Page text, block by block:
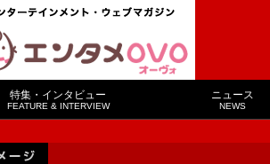
特集・インタビュー
FEATURE & INTERVIEW
ニュース
NEWS